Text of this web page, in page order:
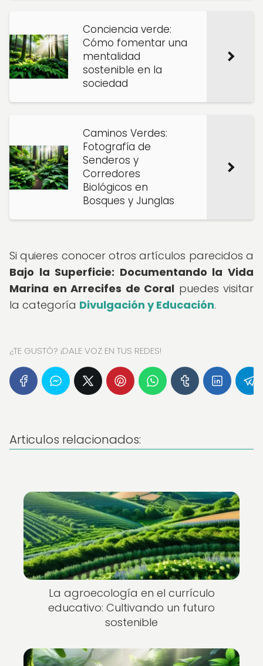
Conciencia verde:
Cómo fomentar una
mentalidad
sostenible en la
sociedad
Caminos Verdes:
Fotografía de
Senderos y
Corredores
Biológicos en
Bosques y Junglas
Si quieres conocer otros artículos parecidos a
Bajo la Superficie: Documentando la Vida
Marina en Arrecifes de Coral puedes visitar
la categoría Divulgación y Educación.
¿TE GUSTÓ? ¡DALE VOZ EN TUS REDES!
Articulos relacionados:
La agroecología en el currículo
educativo: Cultivando un futuro
sostenible